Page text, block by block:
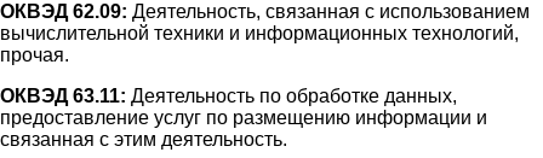
ОКВЭД 62.09: Деятельность, связанная с использованием
вычислительной техники и информационных технологий,
прочая.
ОКВЭД 63.11: Деятельность по обработке данных,
предоставление услуг по размещению информации и
связанная с этим деятельность.